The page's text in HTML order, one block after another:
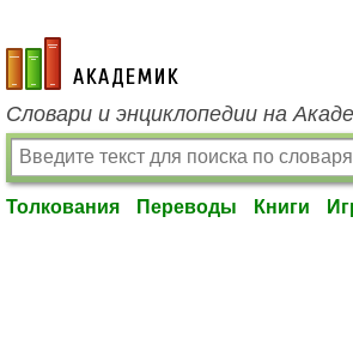
academic.ru
Словари и энциклопедии на
Толкования Переводы Книги